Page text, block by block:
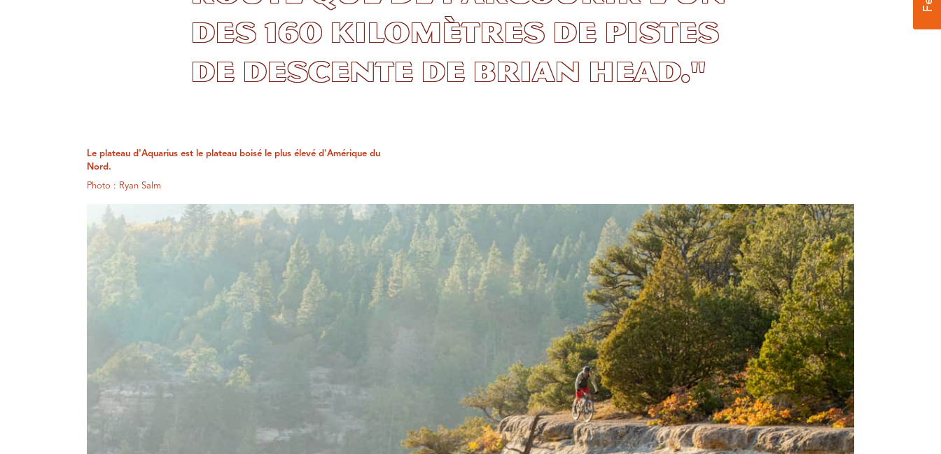
des 160 kilomètres de pistes
de descente de Brian Head."
Le plateau d'Aquarius est le plateau boisé le plus élevé d'Amérique du
Nord.
Photo : Ryan Salm